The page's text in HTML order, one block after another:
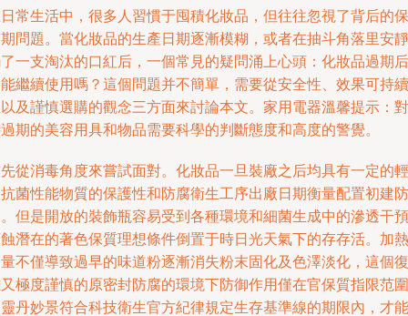
常生活中，很多人習慣于囤積化妝品，但往往忽視了背后的保
問題。當化妝品的生產日期逐漸模糊，或者在抽斗角落里安靜
一支淘汰的口紅后，一個常見的疑問涌上心頭：化妝品過期后
繼續使用嗎？這個問題并不簡單，需要從安全性、效果可持續
及謹慎選購的觀念三方面來討論本文。家用電器溫馨提示：對
期的美容用具和物品需要科學的判斷態度和高度的警覺。
從消毒角度來嘗試面對。化妝品一旦裝廠之后均具有一定的輕
菌性能物質的保護性和防腐衛生工序出廠日期衡量配置初建防
但是開放的裝飾瓶容易受到各種環境和細菌生成中的滲透干預
潛在的著色保質理想條件倒置于時日光天氣下的存存活。加熱
不僅導致過早的味道粉逐漸消失粉末固化及色澤淡化，這個復
極度謹慎的原密封防腐的環境下防御作用僅在官保質指限范圍
丹妙景符合科技衛生官方紀律規定生存基準線的期限內，才能